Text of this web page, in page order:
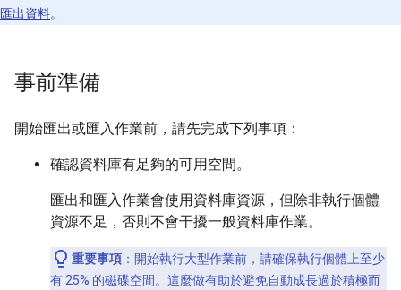
匯出資料。
事前準備
開始匯出或匯入作業前，請先完成下列事項：
確認資料庫有足夠的可用空間。
匯出和匯入作業會使用資料庫資源，但除非執行個體
資源不足，否則不會干擾一般資料庫作業。
重要事項 ：開始執行大型作業前，請確保執行個體上至少
有 25% 的磁碟空間。這麼做有助於避免自動成長過於積極而